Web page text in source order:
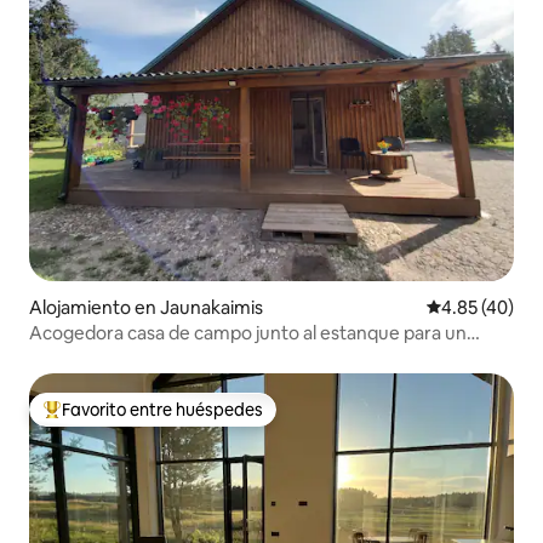
Alojamiento en Jaunakaimis Calificación
4.85 (40)
Acogedora casa de campo junto al estanque para un
Favorito entre huéspedes preferido
Favorito entre huéspedes